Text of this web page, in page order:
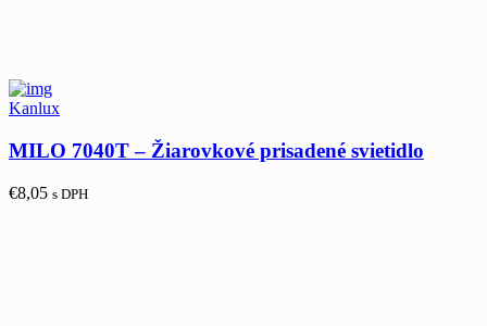
Kanlux
MILO 7040T – Žiarovkové prisadené svietidlo
€8,05 s DPH